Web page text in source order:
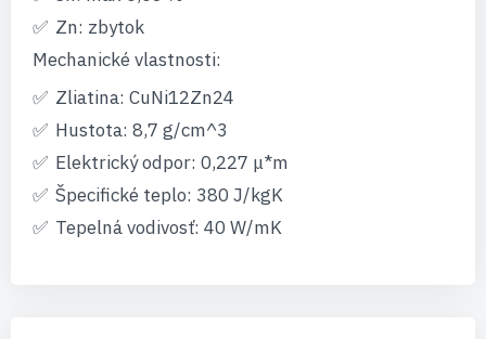
Zn: zbytok
Mechanické vlastnosti:
Zliatina: CuNi12Zn24
Hustota: 8,7 g/cm^3
Elektrický odpor: 0,227 μ*m
Špecifické teplo: 380 J/kgK
Tepelná vodivosť: 40 W/mK